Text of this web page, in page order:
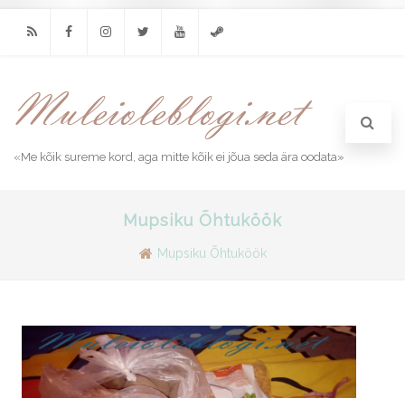
«Me kõik sureme kord, aga mitte kõik ei jõua seda ära oodata»
Mupsiku Õhtuköök
Mupsiku Õhtuköök